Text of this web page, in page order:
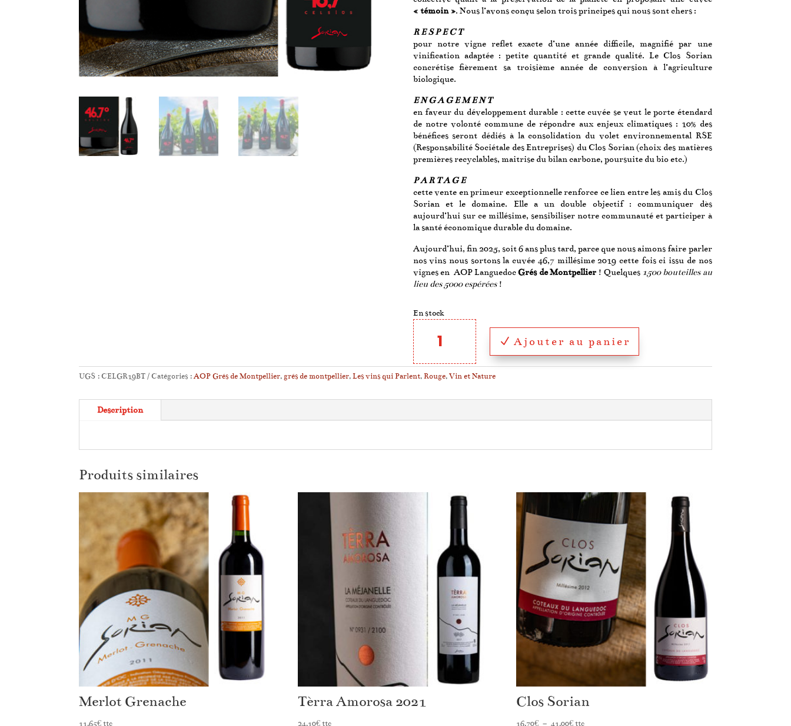
« témoin ». Nous l’avons conçu selon trois principes qui nous sont chers :
R E S P E C T
pour notre vigne reflet exacte d’une année difficile, magnifié par une
vinification adaptée : petite quantité et grande qualité. Le Clos Sorian
concrétise fièrement sa troisième année de conversion à l’agriculture
biologique.
E N G A G E M E N T
en faveur du développement durable : cette cuvée se veut le porte étendard
de notre volonté commune de répondre aux enjeux climatiques : 10% des
bénéfices seront dédiés à la consolidation du volet environnemental RSE
(Responsabilité Sociétale des Entreprises) du Clos Sorian (choix des matières
premières recyclables, maitrise du bilan carbone, poursuite du bio etc.)
P A R T A G E
cette vente en primeur exceptionnelle renforce ce lien entre les amis du Clos
Sorian et le domaine. Elle a un double objectif : communiquer dès
aujourd’hui sur ce millésime, sensibiliser notre communauté et participer à
la santé économique durable du domaine.
Aujourd’hui, fin 2025, soit 6 ans plus tard, parce que nous aimons faire parler
nos vins nous sortons la cuvée 46,7 millésime 2019 cette fois ci issu de nos
vignes en AOP LanguedocGrés de Montpellier! Quelques 1500 bouteilles au
lieu des 5000 espérées!
En stock
quantité
de
46,7°
Grés
de
Montpellier
Ajouter au panier
UGS :CELGR19BT Catégories :AOP Grés de Montpellier, grés de montpellier,Les vins qui Parlent,Rouge,Vin et Nature
Description
Produits similaires
Merlot Grenache
11,65€ ttc
Tèrra Amorosa 2021
24,10€ttc
Clos Sorian
16,70€ – 41,00€Plage
ttc